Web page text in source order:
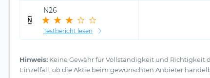
N26
Testbericht lesen
Hinweis: Keine Gewähr für Vollständigkeit und Richtigkeit
Einzelfall, ob die Aktie beim gewünschten Anbieter